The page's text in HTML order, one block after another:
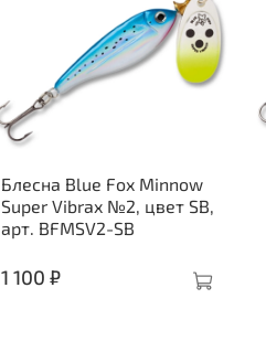
Блесна Blue Fox Minnow
Super Vibrax №2, цвет SB,
арт. BFMSV2-SB
1 100 ₽